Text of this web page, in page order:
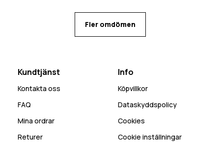
Fler omdömen
Kundtjänst
Kontakta oss
FAQ
Mina ordrar
Returer
Info
Köpvillkor
Dataskyddspolicy
Cookies
Cookie inställningar